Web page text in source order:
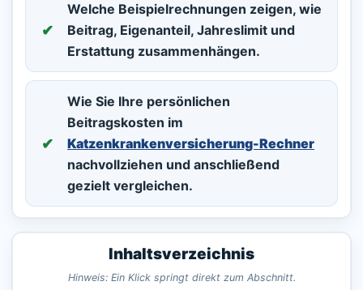
Welche Beispielrechnungen zeigen, wie
Beitrag, Eigenanteil, Jahreslimit und
Erstattung zusammenhängen.
Wie Sie Ihre persönlichen
Beitragskosten im
Katzenkrankenversicherung-Rechner
nachvollziehen und anschließend
gezielt vergleichen.
Inhaltsverzeichnis
Hinweis: Ein Klick springt direkt zum Abschnitt.